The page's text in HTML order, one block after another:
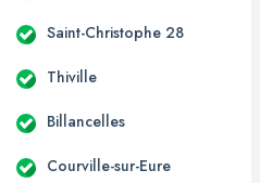
Saint-Christophe 28
Thiville
Billancelles
Courville-sur-Eure